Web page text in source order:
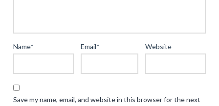
Opportunità05.14.2025
Name* Email* Website
Save my name, email, and website in this browser for the next